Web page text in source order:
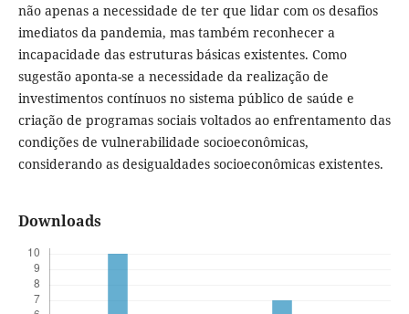
não apenas a necessidade de ter que lidar com os desafios
imediatos da pandemia, mas também reconhecer a
incapacidade das estruturas básicas existentes. Como
sugestão aponta-se a necessidade da realização de
investimentos contínuos no sistema público de saúde e
criação de programas sociais voltados ao enfrentamento das
condições de vulnerabilidade socioeconômicas,
considerando as desigualdades socioeconômicas existentes.
Downloads